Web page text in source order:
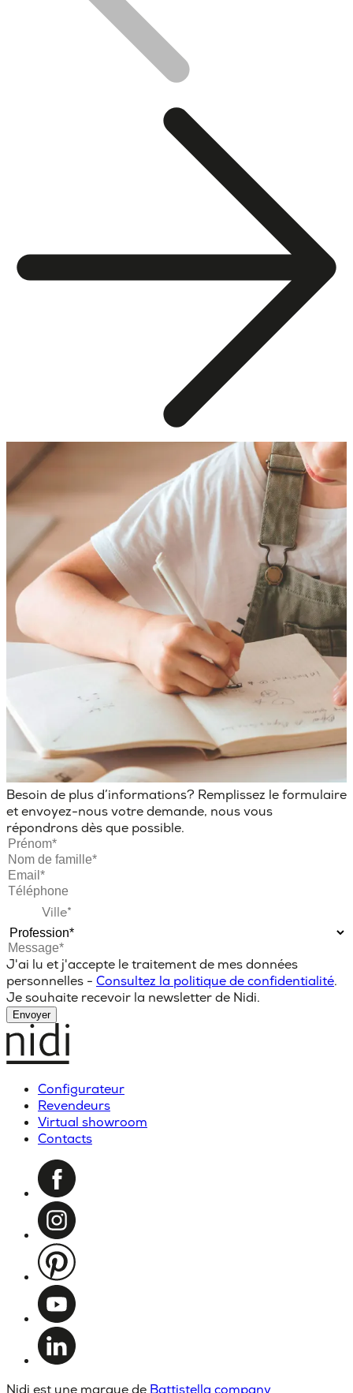
Besoin de plus d’informations? Remplissez le formulaire
et envoyez-nous votre demande, nous vous
répondrons dès que possible.
J'ai lu et j'accepte le traitement de mes données
personnelles - Consultez la politique de confidentialité.
Je souhaite recevoir la newsletter de Nidi.
Envoyer
Configurateur
Revendeurs
Virtual showroom
Contacts
Nidi est une marque de Battistella company